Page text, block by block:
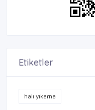
Etiketler
halı yıkama